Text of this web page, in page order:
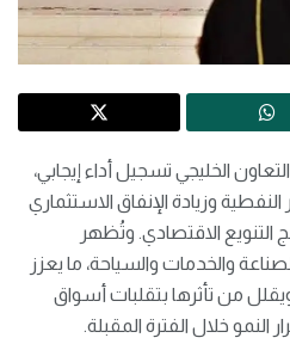
الخليجي تسجيل أداء إيجابي،
وزيادة الإنفاق الاستثماري
التنويع الاقتصادي. وتُظهر
والخدمات والسياحة، ما يعزز
من تأثرها بتقلبات أسواق
خلال الفترة المقبلة.